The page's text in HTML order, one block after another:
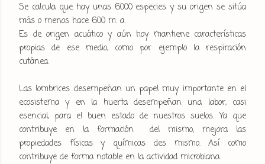
Se calcula que hay unas 6000 especies y su origen se sitúa
más o menos hace 600 m. a.
Es de origen acuático y aún hoy mantiene características
propias de ese medio, como por ejemplo la respiración
cutánea.
Las lombrices desempeñan un papel muy importante en el
ecosistema y en la huerta desempeñan una labor, casi
esencial, para el buen estado de nuestros suelos. Ya que
contribuye en la formación del mismo, mejora las
propiedades físicas y químicas des mismo. Así como
contribuye de forma notable en la actividad microbiana.